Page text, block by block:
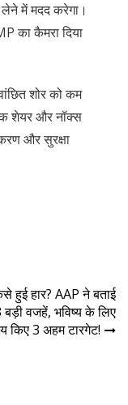
लेने में मदद करेगा।
का कैमरा दिया
शोर को कम
शेयर और नॉक्स
और सुरक्षा
हुई हार? AAP ने बताई
बड़ी वजहें, भविष्य के लिए
किए 3 अहम टारगेट!